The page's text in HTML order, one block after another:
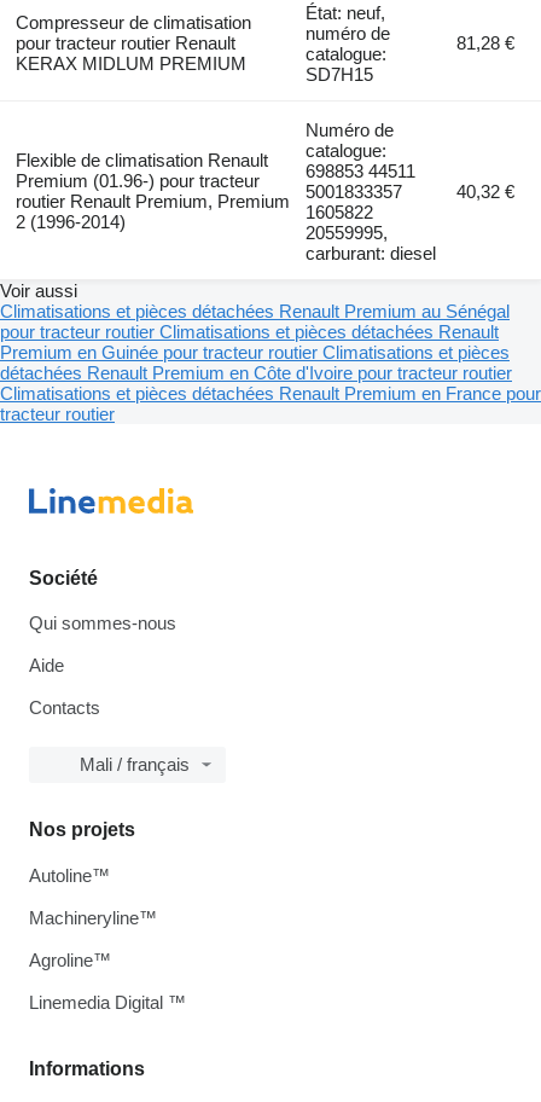
Compresseur de climatisation
pour tracteur routier Renault
KERAX MIDLUM PREMIUM
État: neuf,
numéro de
catalogue:
SD7H15
81,28 €
Flexible de climatisation Renault
Premium (01.96-) pour tracteur
routier Renault Premium, Premium
2 (1996-2014)
Numéro de
catalogue:
698853 44511
5001833357
1605822
20559995,
carburant: diesel
40,32 €
Voir aussi
Climatisations et pièces détachées Renault Premium au Sénégal
pour tracteur routier Climatisations et pièces détachées Renault
Premium en Guinée pour tracteur routier Climatisations et pièces
détachées Renault Premium en Côte d'Ivoire pour tracteur routier
Climatisations et pièces détachées Renault Premium en France pour
tracteur routier
Société
Qui sommes-nous
Aide
Contacts
Mali / français
Informations
Nos projets
Autoline™
Machineryline™
Agroline™
Linemedia Digital ™